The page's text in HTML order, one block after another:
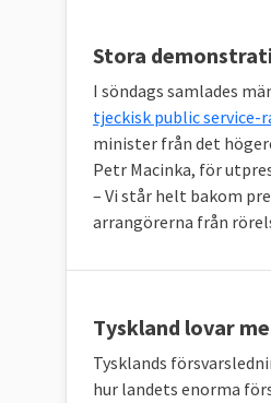
Stora
I söndags samlades
tjeckisk public service-
minister från det
Petr Macinka, för
– Vi står helt bakom
arrangörerna från
Tyskland lovar
Tysklands
hur landets enorma